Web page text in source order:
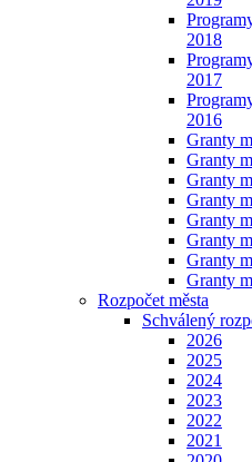
2018
2017
2016
Granty
Granty
Granty
Granty
Granty
Granty
Granty
Granty
Rozpočet města
Schválený
2026
2025
2024
2023
2022
2021